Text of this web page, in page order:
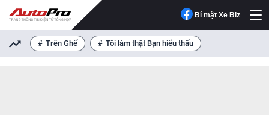
Bí mật Xe Biz
Trên Ghế Tôi làm thật Bạn hiểu thấu